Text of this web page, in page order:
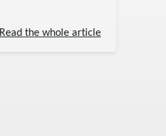
Read the whole article